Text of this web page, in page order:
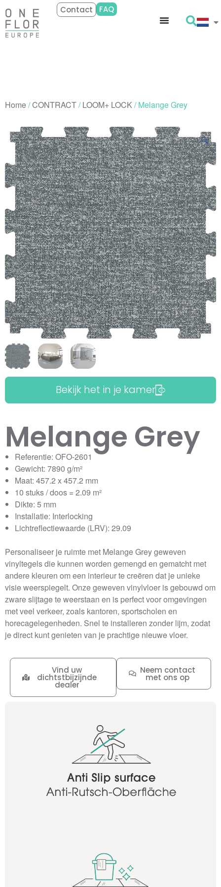
Contact FAQ
Home/CONTRACT/LOOM+ LOCK/ Melange Grey
🔍
Bekijk het in je kamer
Melange Grey
Referentie: OFO-2601
Gewicht: 7890 g/m²
Maat: 457.2 x 457.2 mm
10 stuks / doos = 2.09 m²
Dikte: 5 mm
Installatie: Interlocking
Lichtreflectiewaarde (LRV): 29.09
Personaliseer je ruimte met Melange Grey geweven
vinyltegels die kunnen worden gemengd en gematcht met
andere kleuren om een interieur te creëren dat je unieke
visie weerspiegelt. Onze geweven vinylvloer is gebouwd om
zware slijtage te weerstaan en is perfect voor omgevingen
met veel verkeer, zoals kantoren, sportscholen en
horecagelegenheden. Snel te installeren zonder lijm, zodat
je direct kunt genieten van je prachtige nieuwe vloer.
Neem contact
met ons op
Vind uw
dichtstbijzijnde
dealer